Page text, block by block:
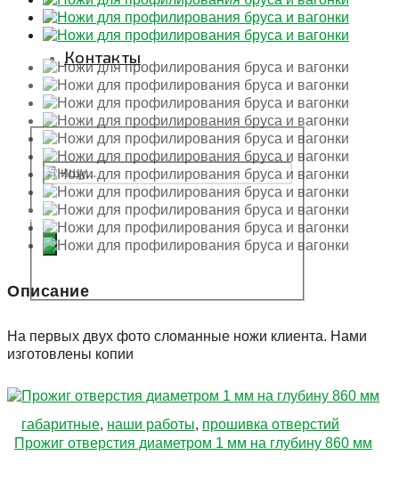
Контакты
Подать заявку
Описание
На первых двух фото сломанные ножи клиента. Нами
изготовлены копии
габаритные, наши работы, прошивка отверстий
Прожиг отверстия диаметром 1 мм на глубину 860 мм